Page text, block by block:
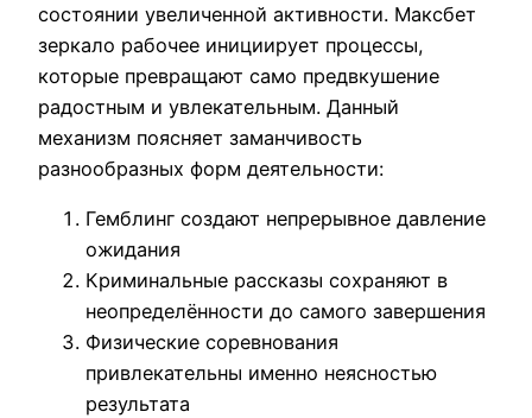
состоянии увеличенной активности. Максбет
зеркало рабочее инициирует процессы,
которые превращают само предвкушение
радостным и увлекательным. Данный
механизм поясняет заманчивость
разнообразных форм деятельности:
Гемблинг создают непрерывное давление
ожидания
Криминальные рассказы сохраняют в
неопределённости до самого завершения
Физические соревнования
привлекательны именно неясностью
результата